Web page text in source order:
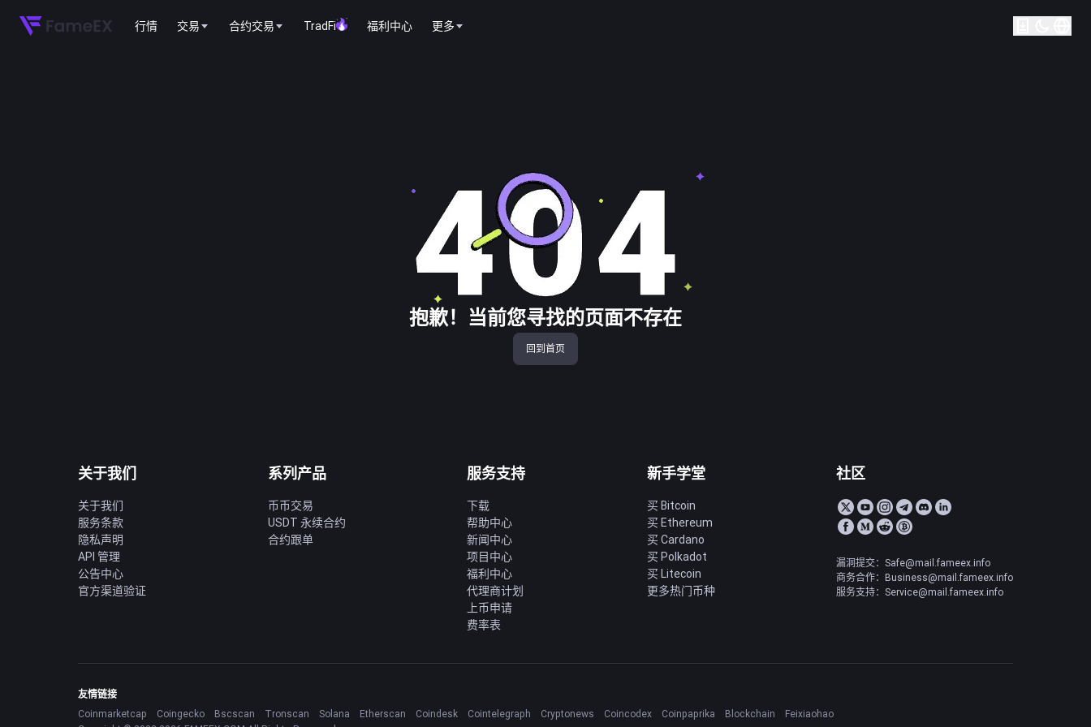
行情 交易 合约交易 TradFi 福利中心 更多
抱歉！当前您寻找的页面不存在
回到首页
关于我们
关于我们
服务条款
隐私声明
API 管理
公告中心
官方渠道验证
系列产品
币币交易
USDT 永续合约
合约跟单
服务支持
下载
帮助中心
新闻中心
项目中心
福利中心
代理商计划
上币申请
费率表
新手学堂
买 Bitcoin
买 Ethereum
买 Cardano
买 Polkadot
买 Litecoin
更多热门币种
社区
漏洞提交：Safe@mail.fameex.info
商务合作：Business@mail.fameex.info
服务支持：Service@mail.fameex.info
友情链接
Coinmarketcap
Coingecko Bscscan Tronscan Solana Etherscan Coindesk Cointelegraph Cryptonews Coincodex Coinpaprika Blockchain
Feixiaohao